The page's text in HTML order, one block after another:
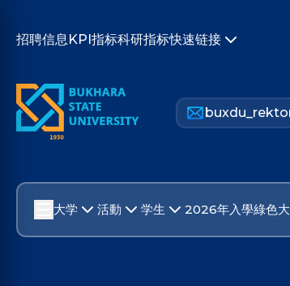
招聘信息KPI指标科研指标快速链接
大学 活動 学生 2026年入學綠色